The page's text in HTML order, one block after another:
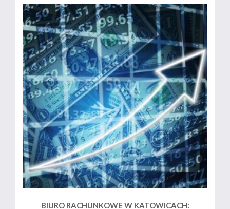
BIURO RACHUNKOWE W KATOWICACH: